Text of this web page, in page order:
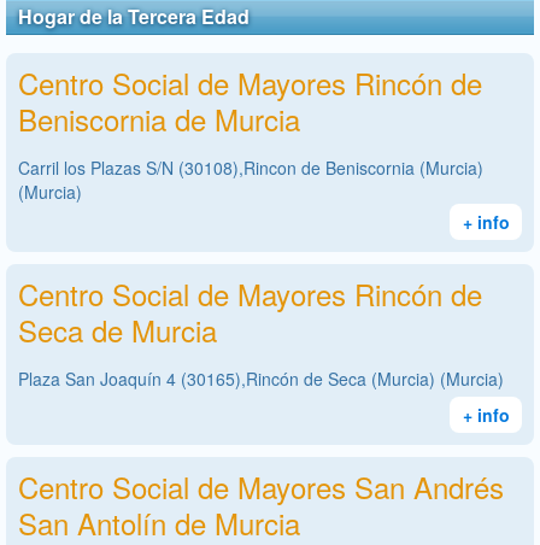
Hogar de la Tercera Edad
Centro Social de Mayores Rincón de
Beniscornia de Murcia
Carril los Plazas S/N (30108),Rincon de Beniscornia (Murcia)
(Murcia)
+ info
Centro Social de Mayores Rincón de
Seca de Murcia
Plaza San Joaquín 4 (30165),Rincón de Seca (Murcia) (Murcia)
+ info
Centro Social de Mayores San Andrés
San Antolín de Murcia